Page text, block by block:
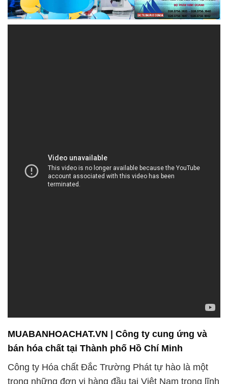
Công ty Hóa chất Đắc Trường Phát tự hào là một
trong những đơn vị hàng đầu tại Việt Nam trong lĩnh
vực cung cấp các sản phẩm hóa chất chất lượng
cao cho việc xử lý nước thải. Sứ mệnh của chúng
tôi không chỉ đơn thuần là cung cấp sản phẩm, mà
còn là đảm bảo sự bền vững và an toàn cho môi